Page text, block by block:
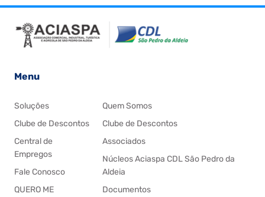
Menu
Soluções
Clube de Descontos
Central de
Empregos
Fale Conosco
QUERO ME
Quem Somos
Clube de Descontos
Associados
Núcleos Aciaspa CDL São Pedro da
Aldeia
Documentos